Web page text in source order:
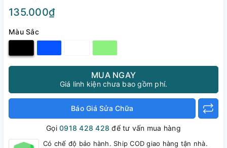
135.000₫
Màu Sắc
MUA NGAY
Giá linh kiện chưa bao gồm phí.
Báo Giá Sửa Chữa
Gọi0918 428 428 để tư vấn mua hàng
Có chế độ bảo hành. Ship COD giao hàng tận nhà.